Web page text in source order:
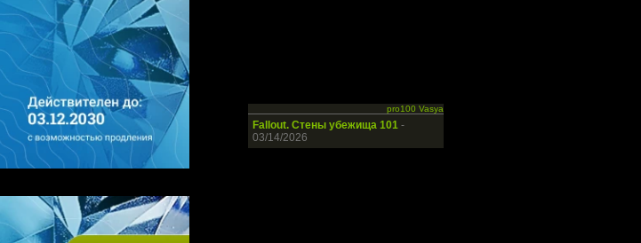
pro100 Vasya
Fallout. Стены убежища 101 -
03/14/2026